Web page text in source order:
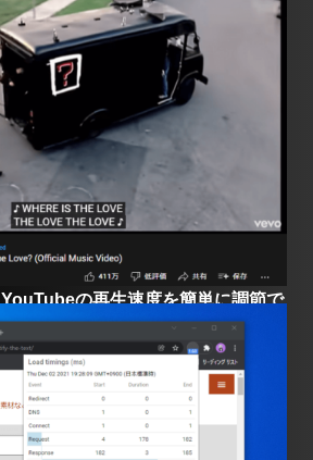
の再生速度を簡単に調節で
Playback Speed Control」